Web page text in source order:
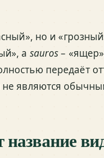
но и
а sauros–
передаёт
не являются
название